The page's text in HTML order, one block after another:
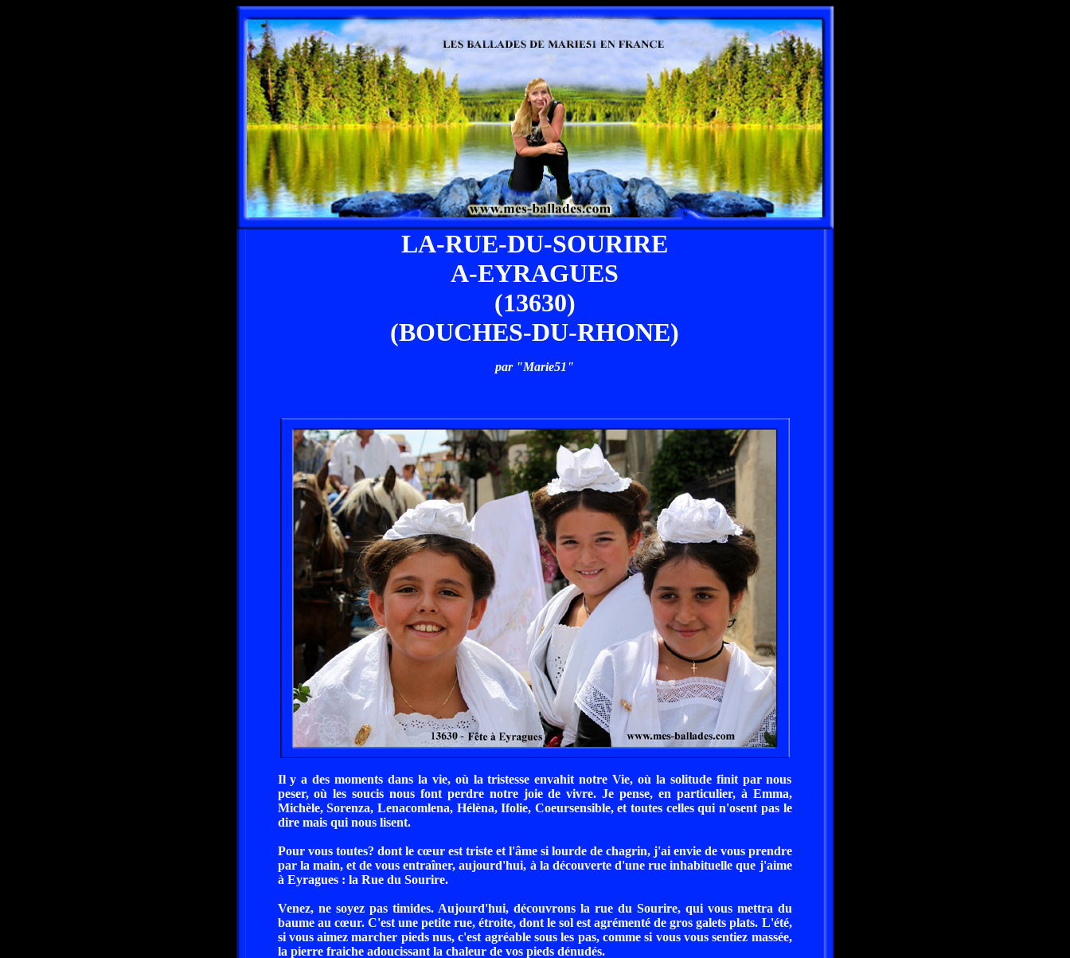
LA-RUE-DU-SOURIRE
A-EYRAGUES
(13630)
(BOUCHES-DU-RHONE)
par "Marie51"
Il y a des moments dans la vie, où la tristesse envahit notre Vie, où la solitude finit par nous
peser, où les soucis nous font perdre notre joie de vivre. Je pense, en particulier, à Emma,
Michèle, Sorenza, Lenacomlena, Hélèna, Ifolie, Coeursensible, et toutes celles qui n'osent pas le
dire mais qui nous lisent.
Pour vous toutes? dont le cœur est triste et l'âme si lourde de chagrin, j'ai envie de vous prendre
par la main, et de vous entraîner, aujourd'hui, à la découverte d'une rue inhabituelle que j'aime
à Eyragues : la Rue du Sourire.
Venez, ne soyez pas timides. Aujourd'hui, découvrons la rue du Sourire, qui vous mettra du
baume au cœur. C'est une petite rue, étroite, dont le sol est agrémenté de gros galets plats. L'été,
si vous aimez marcher pieds nus, c'est agréable sous les pas, comme si vous vous sentiez massée,
la pierre fraiche adoucissant la chaleur de vos pieds dénudés.